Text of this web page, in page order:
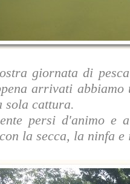
giornata di
arrivati
sola cattura.
persi d'animo e
la secca, la ninfa